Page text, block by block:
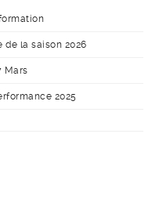
de la saison 2026
Mars
2025